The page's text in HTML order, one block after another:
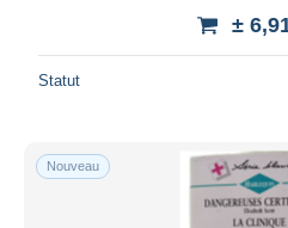
±
Statut
Nouveau